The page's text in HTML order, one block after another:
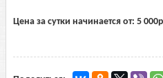
Цена за сутки начинается от: 5 000